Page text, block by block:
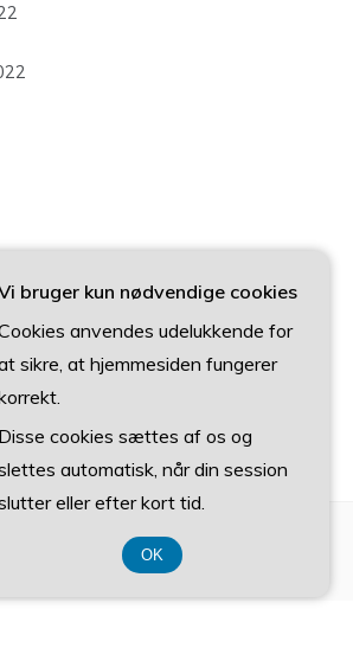
2022
bruger kun nødvendige cookies
anvendes udelukkende for
sikre, at hjemmesiden fungerer
Disse cookies sættes af os og
automatisk, når din session
eller efter kort tid.
OK